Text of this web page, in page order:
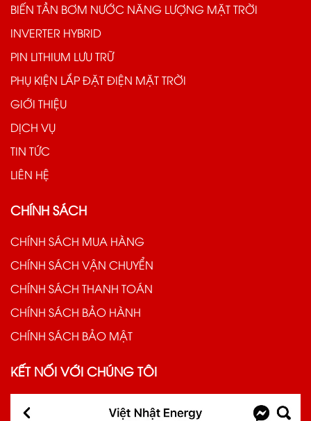
BIẾN TẦN BƠM NƯỚC NĂNG LƯỢNG MẶT TRỜI
INVERTER HYBRID
PIN LITHIUM LƯU TRỮ
PHỤ KIỆN LẮP ĐẶT ĐIỆN MẶT TRỜI
GIỚI THIỆU
DỊCH VỤ
TIN TỨC
LIÊN HỆ
CHÍNH SÁCH
CHÍNH SÁCH MUA HÀNG
CHÍNH SÁCH VẬN CHUYỂN
CHÍNH SÁCH THANH TOÁN
CHÍNH SÁCH BẢO HÀNH
CHÍNH SÁCH BẢO MẬT
KẾT NỐI VỚI CHÚNG TÔI